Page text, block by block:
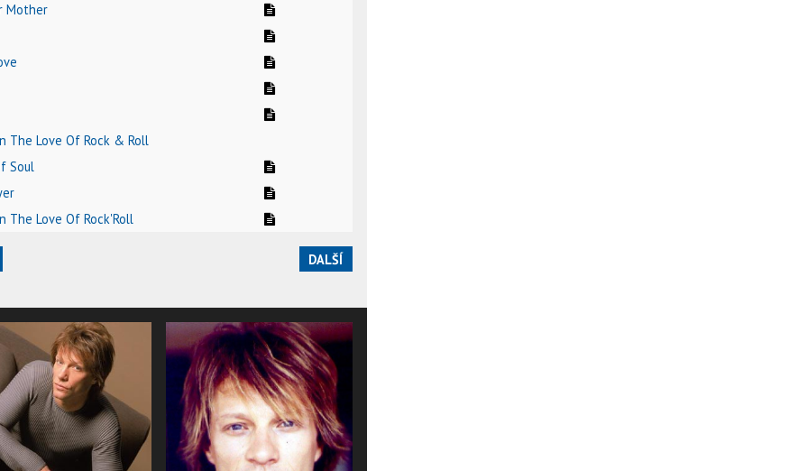
Mother
The Love Of Rock & Roll
Soul
The Love Of Rock'Roll
DALŠÍ